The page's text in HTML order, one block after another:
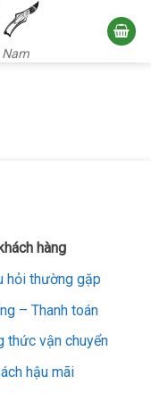
hàng
hỏi thường gặp
– Thanh toán
thức vận chuyển
hậu mãi